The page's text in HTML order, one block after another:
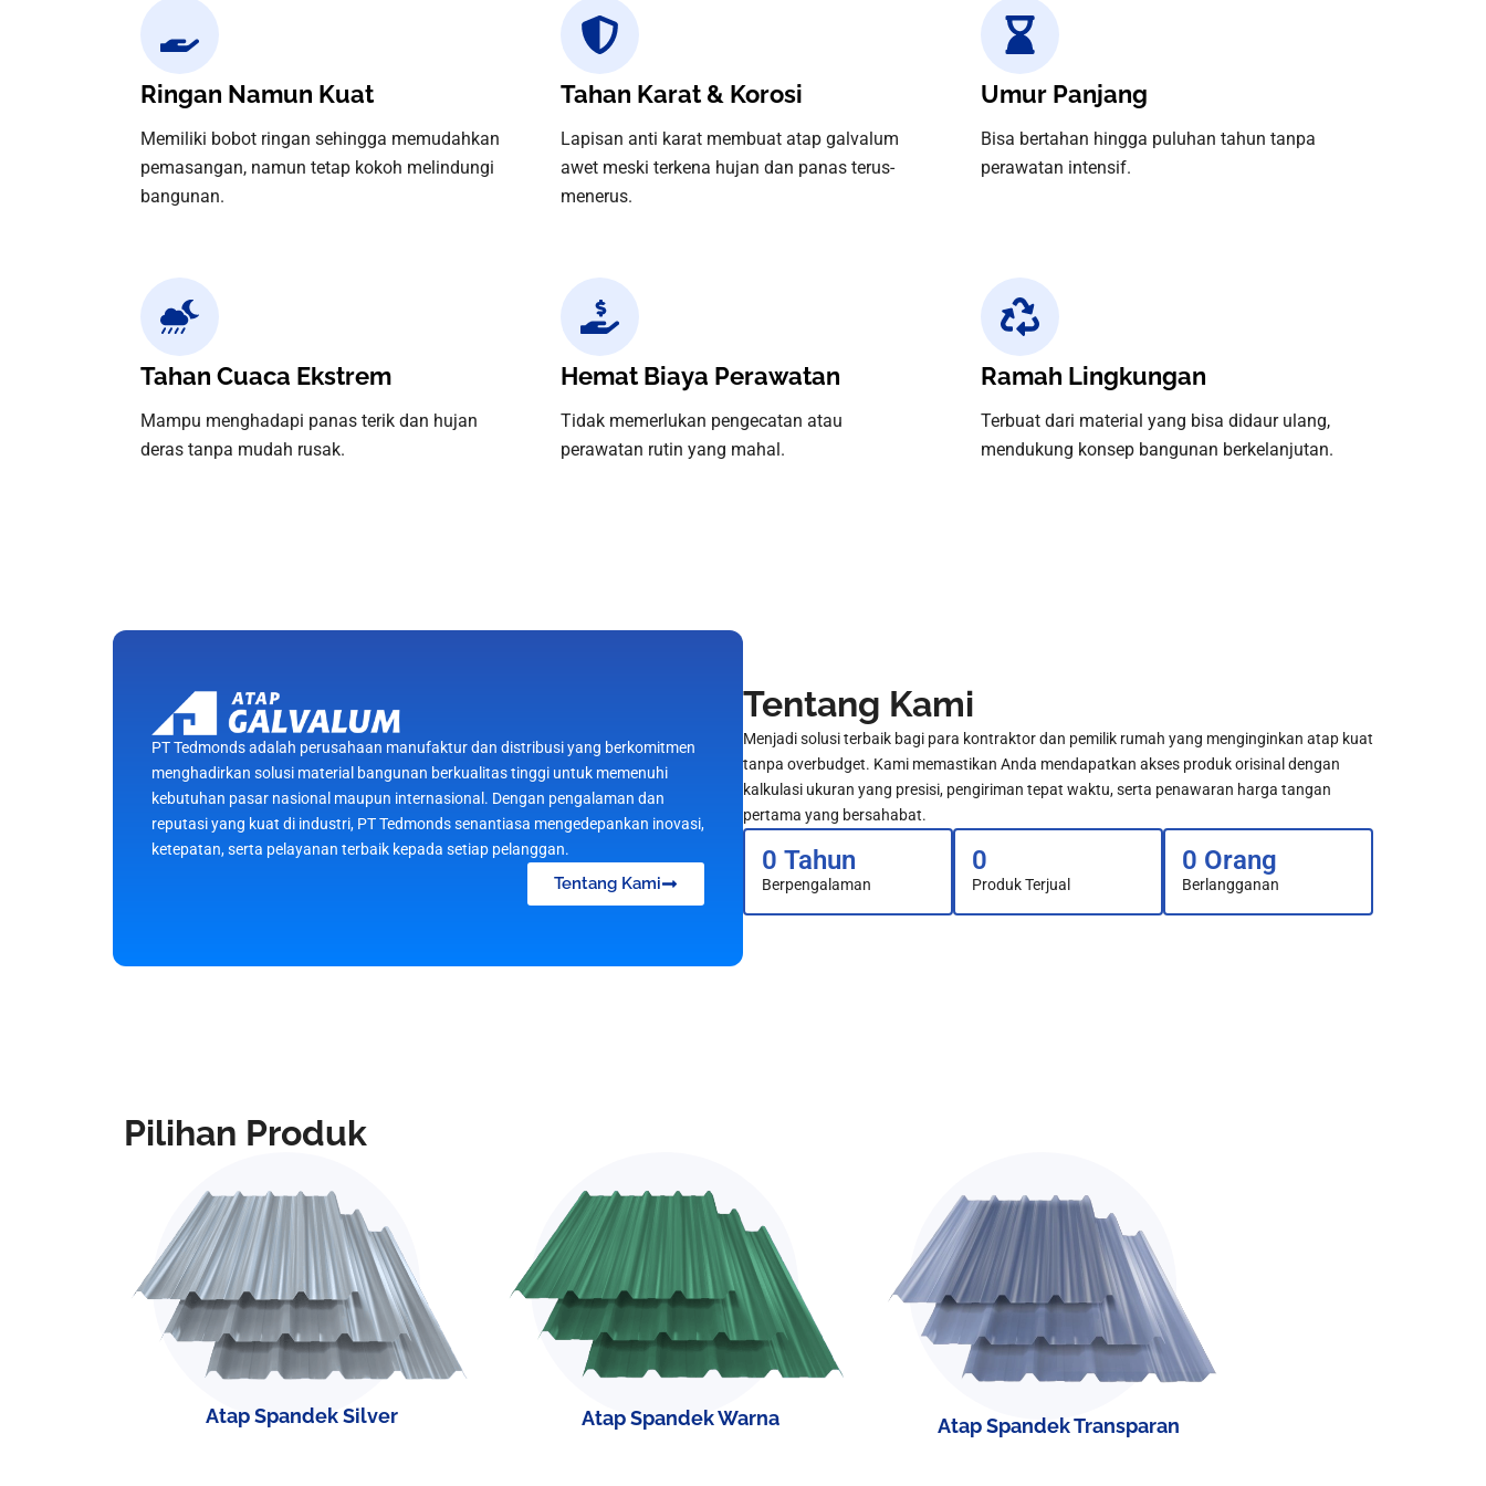
Ringan Namun Kuat​
Memiliki bobot ringan sehingga memudahkan
pemasangan, namun tetap kokoh melindungi
bangunan.​
Tahan Karat & Korosi
Lapisan anti karat membuat atap galvalum
awet meski terkena hujan dan panas terus-
menerus.
Umur Panjang
Bisa bertahan hingga puluhan tahun tanpa
perawatan intensif.
Tahan Cuaca Ekstrem
Mampu menghadapi panas terik dan hujan
deras tanpa mudah rusak.
Hemat Biaya Perawatan
Tidak memerlukan pengecatan atau
perawatan rutin yang mahal.
Ramah Lingkungan
Terbuat dari material yang bisa didaur ulang,
mendukung konsep bangunan berkelanjutan.
Tentang Kami
Menjadi solusi terbaik bagi para kontraktor dan pemilik rumah yang menginginkan atap kuat
tanpa overbudget. Kami memastikan Anda mendapatkan akses produk orisinal dengan
kalkulasi ukuran yang presisi, pengiriman tepat waktu, serta penawaran harga tangan
pertama yang bersahabat.
Berpengalaman
0 Tahun
Produk Terjual
0
Berlangganan
0 Orang
PT Tedmonds adalah perusahaan manufaktur dan distribusi yang berkomitmen
menghadirkan solusi material bangunan berkualitas tinggi untuk memenuhi
kebutuhan pasar nasional maupun internasional. Dengan pengalaman dan
reputasi yang kuat di industri, PT Tedmonds senantiasa mengedepankan inovasi,
ketepatan, serta pelayanan terbaik kepada setiap pelanggan.
Tentang Kami
Pilihan Produk
Atap Spandek Silver Atap Spandek Warna Atap Spandek Transparan